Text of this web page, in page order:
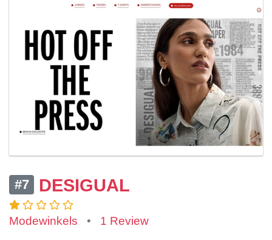
#7 DESIGUAL
Modewinkels • 1 Review